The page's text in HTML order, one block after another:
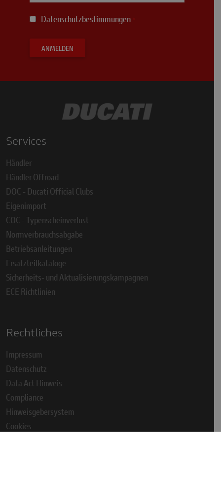
Datenschutzbestimmungen *
ANMELDEN
Services
Händler
Händler Offroad
DOC - Ducati Official Clubs
Eigenimport
COC - Typenscheinverlust
Normverbrauchsabgabe
Betriebsanleitungen
Ersatzteilkataloge
Sicherheits- und Aktualisierungskampagnen
ECE Richtlinien
Rechtliches
Impressum
Datenschutz
Data Act Hinweis
Compliance
Hinweisgebersystem
Cookies